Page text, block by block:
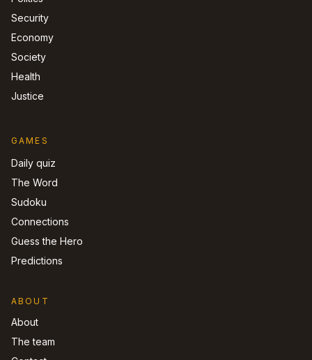
Security
Economy
Society
Health
Justice
GAMES
Daily quiz
The Word
Sudoku
Connections
Guess the Hero
Predictions
ABOUT
About
The team